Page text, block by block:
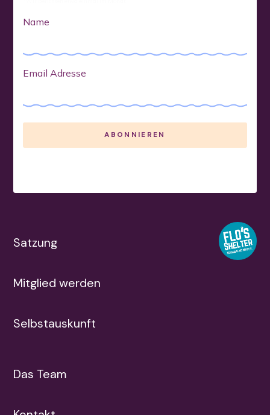
Name
Email Adresse
Satzung
Mitglied werden
Selbstauskunft
Das Team